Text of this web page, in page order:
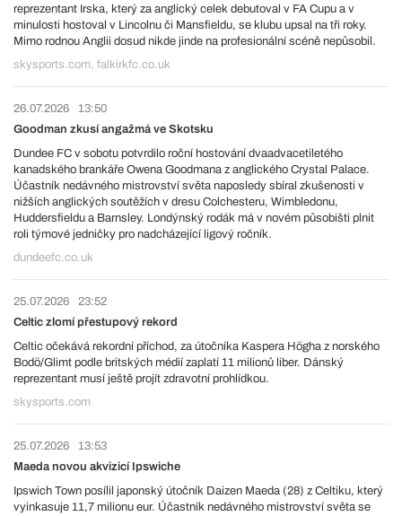
reprezentant Irska, který za anglický celek debutoval v FA Cupu a v
minulosti hostoval v Lincolnu či Mansfieldu, se klubu upsal na tři roky.
Mimo rodnou Anglii dosud nikde jinde na profesionální scéně nepůsobil.
skysports.com, falkirkfc.co.uk
26.07.2026
13:50
Goodman zkusí angažmá ve Skotsku
Dundee FC v sobotu potvrdilo roční hostování dvaadvacetiletého
kanadského brankáře Owena Goodmana z anglického Crystal Palace.
Účastník nedávného mistrovství světa naposledy sbíral zkušenosti v
nižších anglických soutěžích v dresu Colchesteru, Wimbledonu,
Huddersfieldu a Barnsley. Londýnský rodák má v novém působišti plnit
roli týmové jedničky pro nadcházející ligový ročník.
dundeefc.co.uk
25.07.2026
23:52
Celtic zlomí přestupový rekord
Celtic očekává rekordní příchod, za útočníka Kaspera Högha z norského
Bodö/Glimt podle britských médií zaplatí 11 milionů liber. Dánský
reprezentant musí ještě projít zdravotní prohlídkou.
skysports.com
25.07.2026
13:53
Maeda novou akvizicí Ipswiche
Ipswich Town posílil japonský útočník Daizen Maeda (28) z Celtiku, který
vyinkasuje 11,7 milionu eur. Účastník nedávného mistrovství světa se